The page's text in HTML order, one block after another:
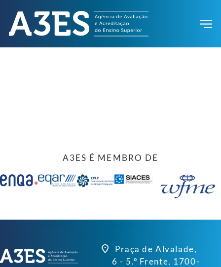
A3ES É MEMBRO DE
Praça de Alvalade,
6 - 5.º Frente, 1700-